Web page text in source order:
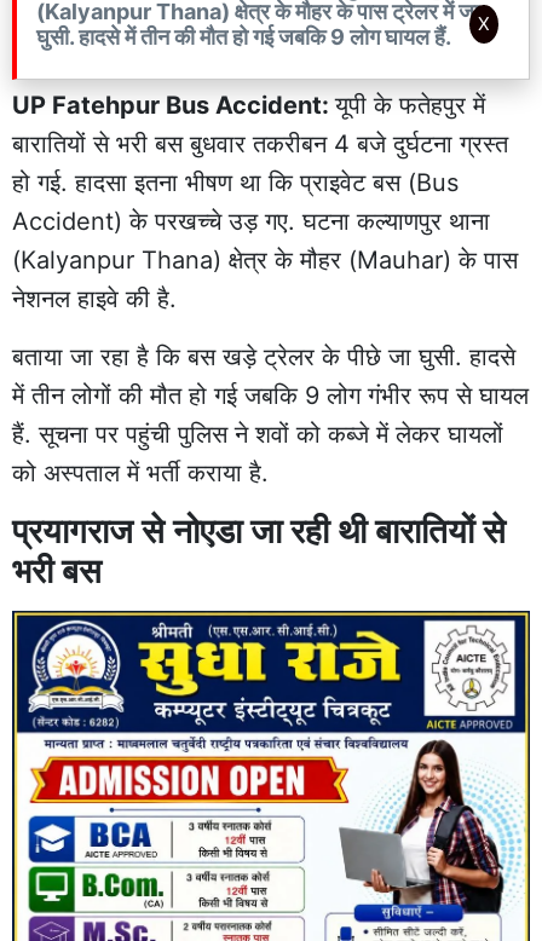
(Kalyanpur Thana) क्षेत्र के मौहर के पास ट्रेलर में जा
घुसी. हादसे में तीन की मौत हो गई जबकि 9 लोग घायल हैं.
UP Fatehpur Bus Accident:यूपी केफतेहपुर में
बारातियों से भरी बस बुधवार तकरीबन 4 बजेदुर्घटना ग्रस्त
हो गई. हादसा इतना भीषण था कि प्राइवेट बस (Bus
Accident) के परखच्चे उड़ गए. घटना कल्याणपुर थाना
(Kalyanpur Thana) क्षेत्र के मौहर (Mauhar) के पास
नेशनल हाइवे की है.
बताया जा रहा है कि बस खड़े ट्रेलर के पीछे जा घुसी. हादसे
में तीन लोगों की मौत हो गई जबकि 9 लोग गंभीर रूप से घायल
हैं. सूचना पर पहुंची पुलिस ने शवों को कब्जे में लेकर घायलों
को अस्पताल में भर्ती कराया है.
प्रयागराज से नोएडा जा रही थी बारातियों से
भरी बस
X